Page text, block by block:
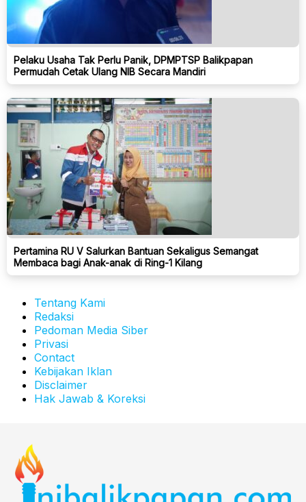
Pelaku Usaha Tak Perlu Panik, DPMPTSP Balikpapan
Permudah Cetak Ulang NIB Secara Mandiri
Pertamina RU V Salurkan Bantuan Sekaligus Semangat
Membaca bagi Anak-anak di Ring-1 Kilang
Tentang Kami
Redaksi
Pedoman Media Siber
Privasi
Contact
Kebijakan Iklan
Disclaimer
Hak Jawab & Koreksi